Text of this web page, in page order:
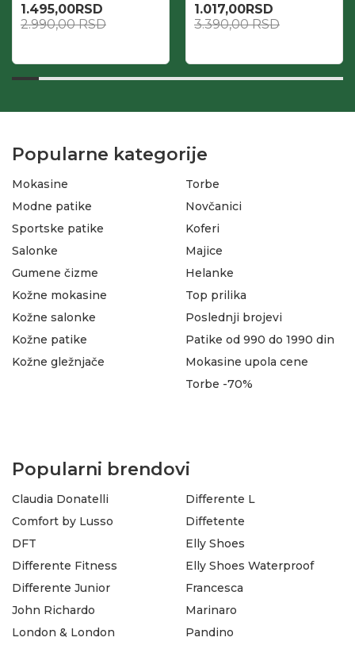
1.495,00RSD
2.990,00RSD
1.017,00RSD
3.390,00RSD
Popularne kategorije
Mokasine
Modne patike
Sportske patike
Salonke
Gumene čizme
Torbe
Novčanici
Koferi
Majice
Helanke
Kožne mokasine
Kožne salonke
Kožne patike
Kožne gležnjače
Top prilika
Poslednji brojevi
Patike od 990 do 1990 din
Mokasine upola cene
Torbe -70%
Popularni brendovi
Claudia Donatelli
Comfort by Lusso
DFT
Differente Fitness
Differente Junior
Differente L
Diffetente
Elly Shoes
Elly Shoes Waterproof
Francesca
John Richardo
London & London
Marinaro
Pandino